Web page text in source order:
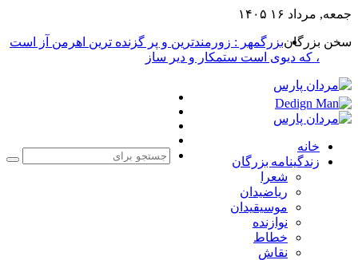
جمعه, مرداد ۱۶ ۱۴۰۵
سخن بزرگانبزرگمهر : زورمندترین و پر گزنده ترین اهرمن آز است
، که دیوی است ستمکار و دیر ساز
خانه
زندگینامه بزرگان
شعرا
ریاضیدان
موسیقیدان
نوازنده
خطاط
نقاش